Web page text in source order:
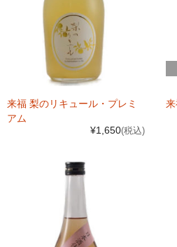
来福 梨のリキュール・プレミ
アム
¥1,650(税込)